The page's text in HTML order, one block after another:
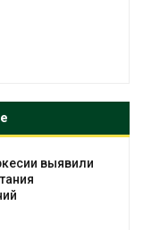
В Домодедове
последствия
пожара на складе